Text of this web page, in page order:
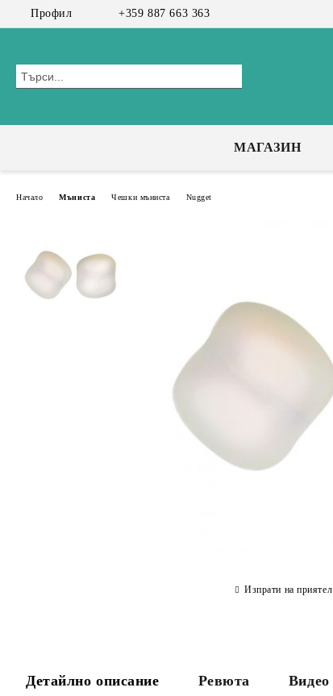
Профил +359 887 663 363
МАГАЗИН
Начало Мъниста Чешки мъниста Nugget
Изпрати на приятел
Детайлно описание Ревюта Видео